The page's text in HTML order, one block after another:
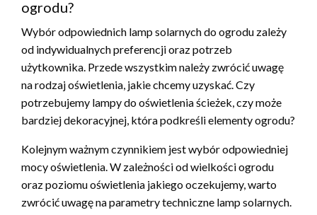
ogrodu?
Wybór odpowiednich lamp solarnych do ogrodu zależy
od indywidualnych preferencji oraz potrzeb
użytkownika. Przede wszystkim należy zwrócić uwagę
na rodzaj oświetlenia, jakie chcemy uzyskać. Czy
potrzebujemy lampy do oświetlenia ścieżek, czy może
bardziej dekoracyjnej, która podkreśli elementy ogrodu?
Kolejnym ważnym czynnikiem jest wybór odpowiedniej
mocy oświetlenia. W zależności od wielkości ogrodu
oraz poziomu oświetlenia jakiego oczekujemy, warto
zwrócić uwagę na parametry techniczne lamp solarnych.